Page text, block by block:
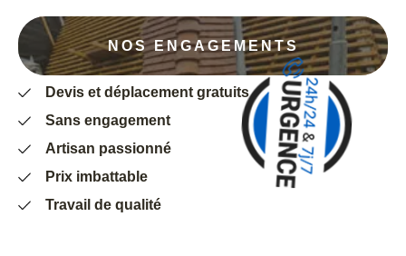
NOS ENGAGEMENTS
Devis et déplacement gratuits
Sans engagement
Artisan passionné
Prix imbattable
Travail de qualité